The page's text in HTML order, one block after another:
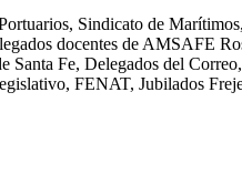
Sindicato de
docentes de AMSAFE
Santa Fe, Delegados del
FENAT,